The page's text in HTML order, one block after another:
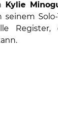
Kylie
seinem
Register,